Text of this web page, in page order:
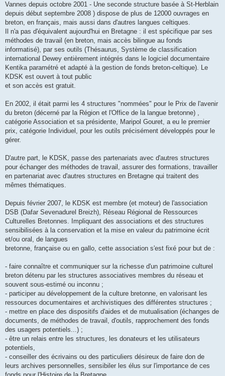
Vannes depuis octobre 2001 - Une seconde structure basée à St-Herblain
depuis début septembre 2008 ) dispose de plus de 12000 ouvrages en
breton, en français, mais aussi dans d'autres langues celtiques.
Il n'a pas d'équivalent aujourd'hui en Bretagne : il est spécifique par ses
méthodes de travail (en breton, mais accès bilingue au fonds
informatisé), par ses outils (Thésaurus, Système de classification
international Dewey entièrement intégrés dans le logiciel documentaire
Kentika paramétré et adapté à la gestion de fonds breton-celtique). Le
KDSK est ouvert à tout public
et son accès est gratuit.
En 2002, il était parmi les 4 structures "nommées" pour le Prix de l'avenir
du breton (décerné par la Région et l'Office de la langue bretonne) ,
catégorie Association et sa présidente, Maripol Gouret, a eu le premier
prix, catégorie Individuel, pour les outils précisément développés pour le
gérer.
D'autre part, le KDSK, passe des partenariats avec d'autres structures
pour échanger des méthodes de travail, assurer des formations, travailler
en partenariat avec d'autres structures en Bretagne qui traitent des
mêmes thématiques.
Depuis février 2007, le KDSK est membre (et moteur) de l'association
DSB (Dafar Sevenadurel Breizh), Réseau Régional de Ressources
Culturelles Bretonnes. Impliquant des associations et des structures
sensibilisées à la conservation et la mise en valeur du patrimoine écrit
et/ou oral, de langues
bretonne, française ou en gallo, cette association s'est fixé pour but de :
- faire connaître et communiquer sur la richesse d'un patrimoine culturel
breton détenu par les structures associatives membres du réseau et
souvent sous-estimé ou inconnu ;
- participer au développement de la culture bretonne, en valorisant les
ressources documentaires et archivistiques des différentes structures ;
- mettre en place des dispositifs d'aides et de mutualisation (échanges de
documents, de méthodes de travail, d'outils, rapprochement des fonds
des usagers potentiels...) ;
- être un relais entre les structures, les donateurs et les utilisateurs
potentiels,
- conseiller des écrivains ou des particuliers désireux de faire don de
leurs archives personnelles, sensibiler les élus sur l'importance de ces